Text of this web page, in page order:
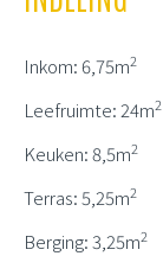
Inkom: 6,75m2
Leefruimte: 24m2
Keuken: 8,5m2
Terras: 5,25m2
Berging: 3,25m2